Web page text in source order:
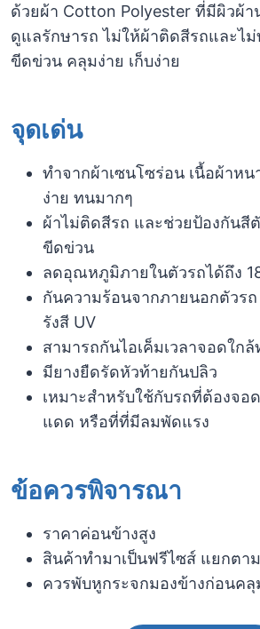
ด้วยผ้า Cotton Polyester ที่มีผิวผ้
ดูแลรักษารถ ไม่ให้ผ้าติดสีรถและไม่
ขีดข่วน คลุมง่าย เก็บง่าย
จุดเด่น
ทำจากผ้าเซนโซร่อน เนื้อผ้าห
ง่าย ทนมากๆ
ผ้าไม่ติดสีรถ และช่วยป้องกันสี
ขีดข่วน
ลดอุณหภูมิภายในตัวรถได้ถึง
กันความร้อนจากภายนอกตัวร
รังสี UV
สามารถกันไอเค็มเวลาจอดใกล้
มียางยืดรัดหัวท้ายกันปลิว
เหมาะสำหรับใช้กับรถที่ต้องจอ
แดด หรือที่ที่มีลมพัดแรง
ข้อควรพิจารณา​
ราคาค่อนข้างสูง
สินค้าทำมาเป็นฟรีไซส์ แยกตา
ควรพับหูกระจกมองข้างก่อนคลุ